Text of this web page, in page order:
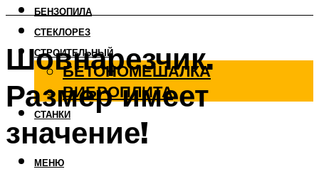
БЕНЗОПИЛА
СТЕКЛОРЕЗ
СТРОИТЕЛЬНЫЙ
БЕТОНОМЕШАЛКА
ВИБРОПЛИТА
СТАНКИ
МЕНЮ
Шовнарезчик.
Размер имеет
значение!